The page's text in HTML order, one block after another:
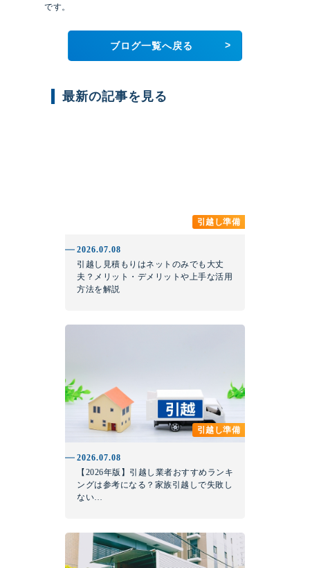
です。
ブログ一覧へ戻る >
最新の記事を見る
2026.07.08
引越し見積もりはネットのみでも大丈
夫？メリット・デメリットや上手な活用
方法を解説
引越し準備
2026.07.08
【2026年版】引越し業者おすすめランキ
ングは参考になる？家族引越しで失敗し
ない…
引越し準備